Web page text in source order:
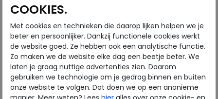
Gabor
Piedi Nudi
Pikolinos
Solidus
Think
Waldlaufer
Westland
Wolky
COOKIES.
Met cookies en technieken die daarop lijken helpen we je
beter en persoonlijker. Dankzij functionele cookies werkt
de website goed. Ze hebben ook een analytische functie.
Zo maken we de website elke dag een beetje beter. We
laten je graag nuttige advertenties zien. Daarom
gebruiken we technologie om je gedrag binnen en buiten
onze website te volgen. Dat doen we op een anonieme